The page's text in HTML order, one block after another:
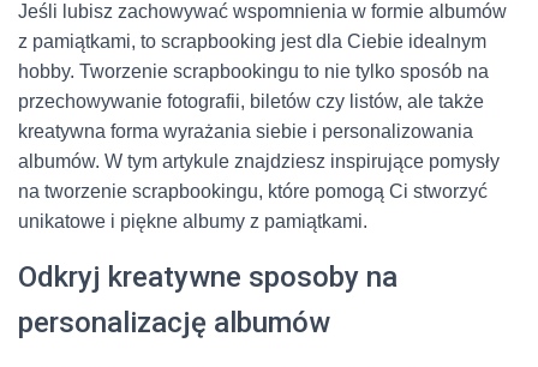
Jeśli lubisz zachowywać wspomnienia w formie albumów
z pamiątkami, to scrapbooking jest dla Ciebie idealnym
hobby. Tworzenie scrapbookingu to nie tylko sposób na
przechowywanie fotografii, biletów czy listów, ale także
kreatywna forma wyrażania siebie i personalizowania
albumów. W tym artykule znajdziesz inspirujące pomysły
na tworzenie scrapbookingu, które pomogą Ci stworzyć
unikatowe i piękne albumy z pamiątkami.
Odkryj kreatywne sposoby na
personalizację albumów